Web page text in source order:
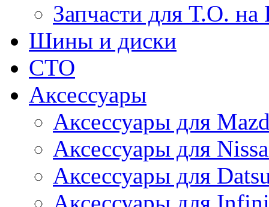
Запчасти для Т.О. на
Шины и диски
СТО
Аксессуары
Аксессуары для
Аксессуары для
Аксессуары для